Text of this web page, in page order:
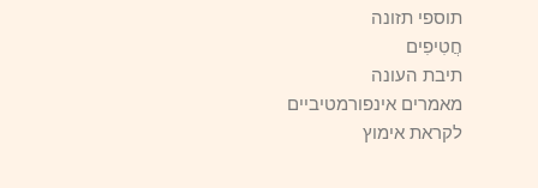
תוספי תזונה
חֲטִיפִים
תיבת העונה
מאמרים אינפורמטיביים
לקראת אימוץ